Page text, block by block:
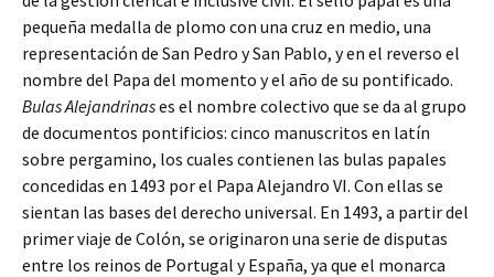
pequeña medalla de plomo con una cruz en medio, una
representación de San Pedro y San Pablo, y en el reverso el
nombre del Papa del momento y el año de su pontificado.
Bulas Alejandrinases el nombre colectivo que se da al grupo
de documentos pontificios: cinco manuscritos en latín
sobre pergamino, los cuales contienen las bulas papales
concedidas en 1493 por el Papa Alejandro VI. Con ellas se
sientan las bases del derecho universal. En 1493, a partir del
primer viaje de Colón, se originaron una serie de disputas
entre los reinos de Portugal y España, ya que el monarca